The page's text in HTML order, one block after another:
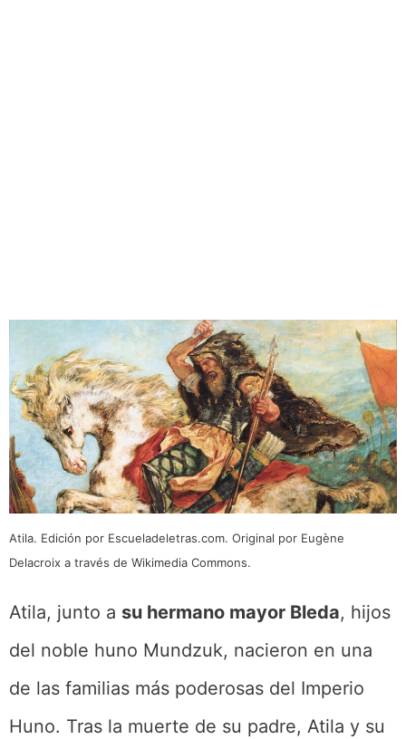
Atila. Edición por Escueladeletras.com. Original por Eugène
Delacroix a través de Wikimedia Commons.
Atila, junto a su hermano mayor Bleda, hijos
del noble huno Mundzuk, nacieron en una
de las familias más poderosas del Imperio
Huno. Tras la muerte de su padre, Atila y su